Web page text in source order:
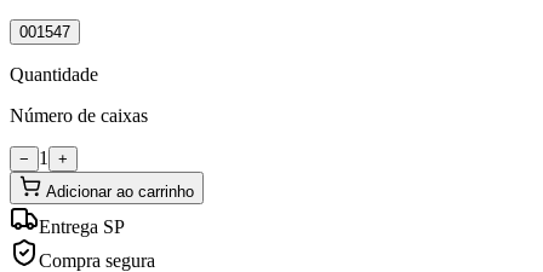
001547
Quantidade
Número de caixas
− 1
+
Adicionar ao carrinho
Entrega SP
Compra segura